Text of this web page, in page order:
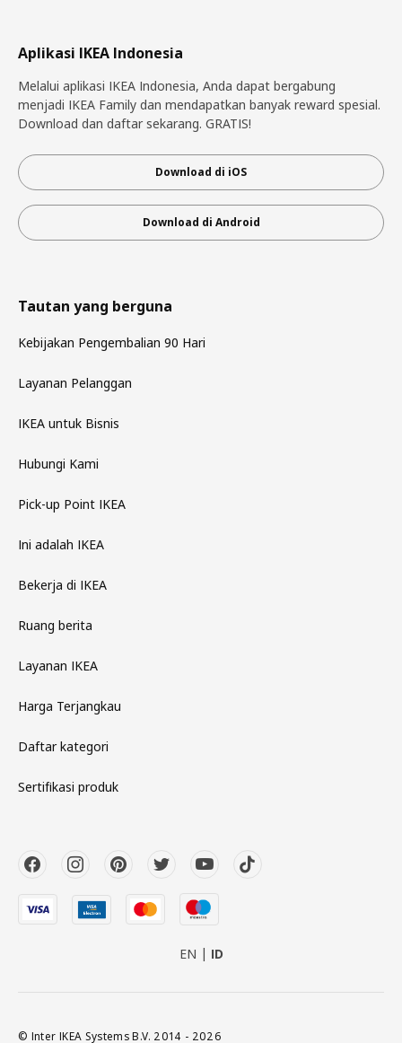
Aplikasi IKEA Indonesia
Melalui aplikasi IKEA Indonesia, Anda dapat bergabung
menjadi IKEA Family dan mendapatkan banyak reward spesial.
Download dan daftar sekarang. GRATIS!
Download di iOS
Download di Android
Tautan yang berguna
Kebijakan Pengembalian 90 Hari
Layanan Pelanggan
IKEA untuk Bisnis
Hubungi Kami
Pick-up Point IKEA
Ini adalah IKEA
Bekerja di IKEA
Ruang berita
Layanan IKEA
Harga Terjangkau
Daftar kategori
Sertifikasi produk
EN ID
© Inter IKEA Systems B.V. 2014 - 2026